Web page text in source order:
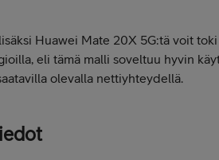
Huawei Mate 20X 5G:tä voit
eli tämä malli soveltuu hyvin
olevalla nettiyhteydellä.